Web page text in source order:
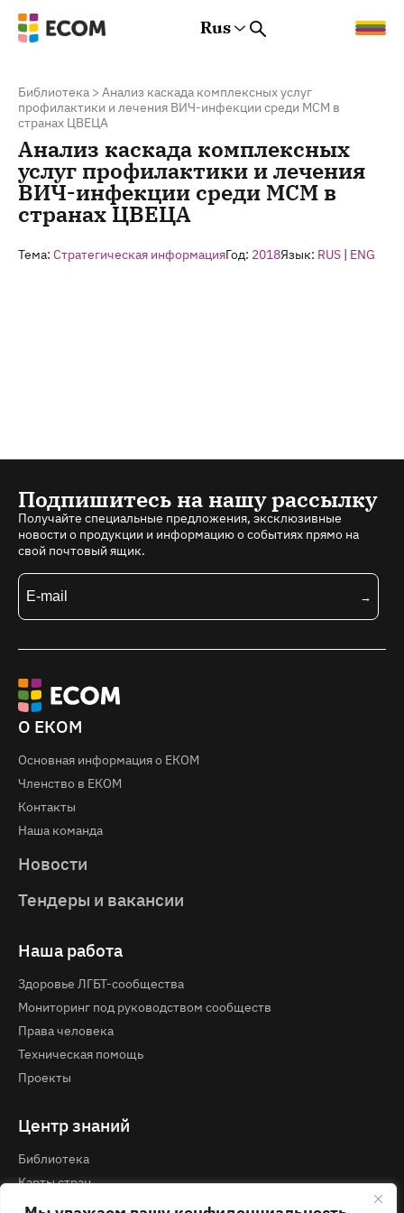
Rus
Библиотека > Анализ каскада комплексных услуг
профилактики и лечения ВИЧ-инфекции среди МСМ в
странах ЦВЕЦА
Анализ каскада комплексных
услуг профилактики и лечения
ВИЧ-инфекции среди МСМ в
странах ЦВЕЦА
Тема: Стратегическая информацияГод: 2018Язык: RUS | ENG
Подпишитесь на нашу рассылку
Получайте специальные предложения, эксклюзивные
новости о продукции и информацию о событиях прямо на
свой почтовый ящик.
О ЕКОМ
Основная информация о EКOM
Членство в ЕКОМ
Контакты
Наша команда
Новости
Тендеры и вакансии
Наша работа
Здоровье ЛГБТ-сообщества
Мониторинг под руководством сообществ
Права человека
Техническая помощь
Проекты
Центр знаний
Библиотека
Карты стран
Курсы и вебинары